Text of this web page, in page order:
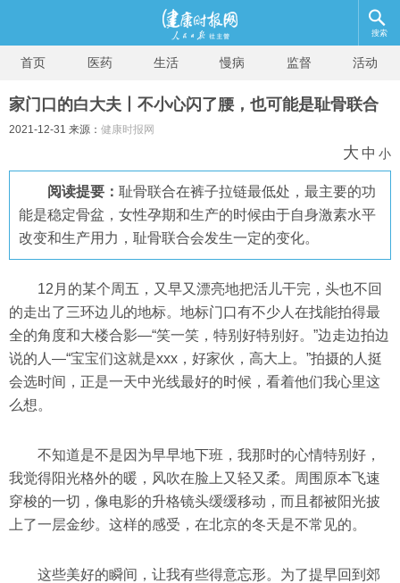
搜索
首页 医药 生活 慢病 监督 活动
家门口的白大夫丨不小心闪了腰，也可能是耻骨联合
2021-12-31 来源： 健康时报网
大 中 小
阅读提要： 耻骨联合在裤子拉链最低处，最主要的功
能是稳定骨盆，女性孕期和生产的时候由于自身激素水平
改变和生产用力，耻骨联合会发生一定的变化。
12月的某个周五，又早又漂亮地把活儿干完，头也不回
的走出了三环边儿的地标。地标门口有不少人在找能拍得最
全的角度和大楼合影—“笑一笑，特别好特别好。”边走边拍边
说的人—“宝宝们这就是xxx，好家伙，高大上。”拍摄的人挺
会选时间，正是一天中光线最好的时候，看着他们我心里这
么想。
不知道是不是因为早早地下班，我那时的心情特别好，
我觉得阳光格外的暖，风吹在脸上又轻又柔。周围原本飞速
穿梭的一切，像电影的升格镜头缓缓移动，而且都被阳光披
上了一层金纱。这样的感受，在北京的冬天是不常见的。
这些美好的瞬间，让我有些得意忘形。为了提早回到郊